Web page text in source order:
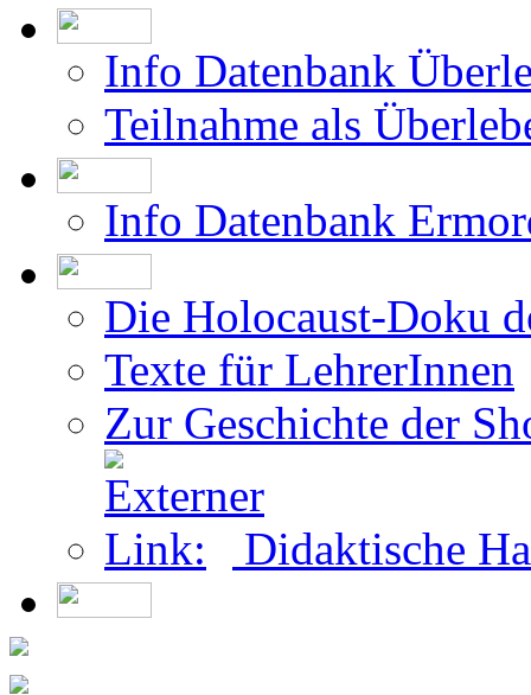
Info Datenbank
Teilnahme als
Info Datenbank
Die Holocaust-Doku
Texte für LehrerInnen
Zur Geschichte der
Didaktische